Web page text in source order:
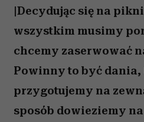
|Decydując się na
wszystkim musimy
chcemy zaserwować
Powinny to być dania,
przygotujemy na
sposób dowieziemy